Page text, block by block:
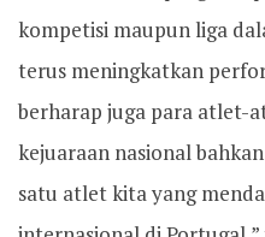
kompetisi maupun liga
terus meningkatkan
berharap juga para atlet-
kejuaraan nasional
satu atlet kita yang